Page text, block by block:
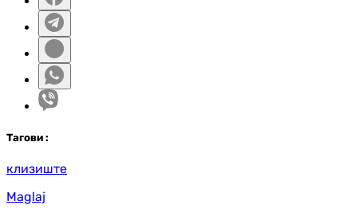
Тагови :
клизиште
Maglaj